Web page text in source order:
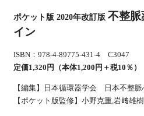
ポケット版 2020年改訂版 不整脈
イン
ISBN：978-4-89775-431-4 C3047
定価1,320円（本体1,200円＋税10％）
【編集】日本循環器学会 日本不整脈
【ポケット版監修】小野克重,岩﨑雄